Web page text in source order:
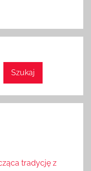
Szukaj
tradycję z